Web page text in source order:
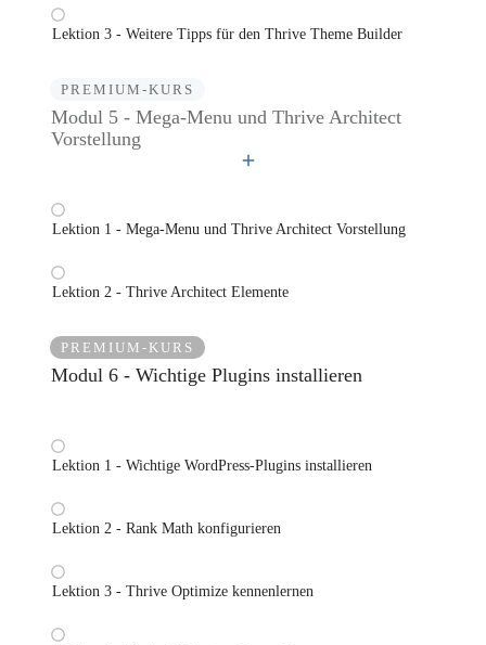
Lektion 3 - Weitere Tipps für den Thrive Theme Builder
PREMIUM-KURS
Modul 5 - Mega-Menu und Thrive Architect
Vorstellung
Lektion 1 - Mega-Menu und Thrive Architect Vorstellung
Lektion 2 - Thrive Architect Elemente
PREMIUM-KURS
Modul 6 - Wichtige Plugins installieren
Lektion 1 - Wichtige WordPress-Plugins installieren
Lektion 2 - Rank Math konfigurieren
Lektion 3 - Thrive Optimize kennenlernen